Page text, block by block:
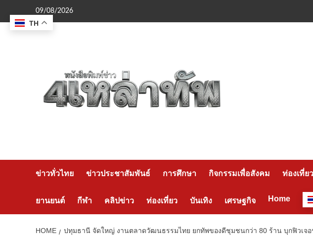
content
09/08/2026
ข่าวทั่วไทย ข่าวประชาสัมพันธ์ การศึกษา กิจกรรมเพื่อสังคม ท่องเที่ยว
ยานยนต์ กีฬา คลิปข่าว ท่องเที่ยว บันเทิง เศรษฐกิจ Home
HOME ปทุมธานี จัดใหญ่ งานตลาดวัฒนธรรมไทย ยกทัพของดีชุมชนกว่า 80 ร้าน บุกฟิวเจอ
TH